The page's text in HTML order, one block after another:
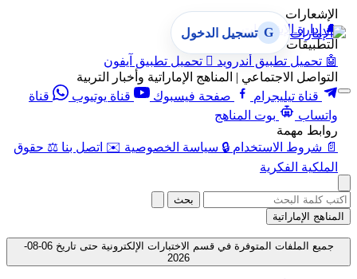
الإشعارات
🔔 إدارة الإشعارات
التطبيقات
🤖 تحميل تطبيق أندرويد  تحميل تطبيق آيفون
التواصل الاجتماعي | المناهج الإماراتية وأخبار التربية
قناة تيليجرام
صفحة فيسبوك قناة يوتيوب
قناة
واتساب
بوت المناهج
روابط مهمة
📄 شروط الاستخدام 🔒 سياسة الخصوصية ✉️ اتصل بنا ⚖️ حقوق
الملكية الفكرية
G تسجيل الدخول
بحث
المناهج الإماراتية
جميع الملفات المتوفرة في قسم الاختبارات الإلكترونية حتى تاريخ 06-08-
2026